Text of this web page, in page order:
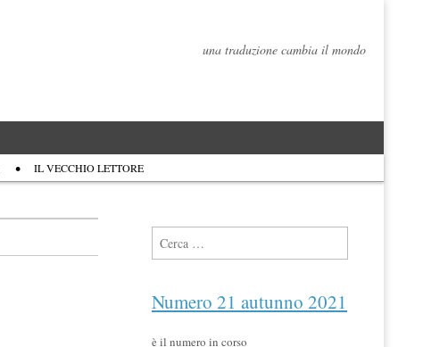
una traduzione cambia il mondo
IL VECCHIO LETTORE
Ricerca per:
Numero 21 autunno 2021
è il numero in corso